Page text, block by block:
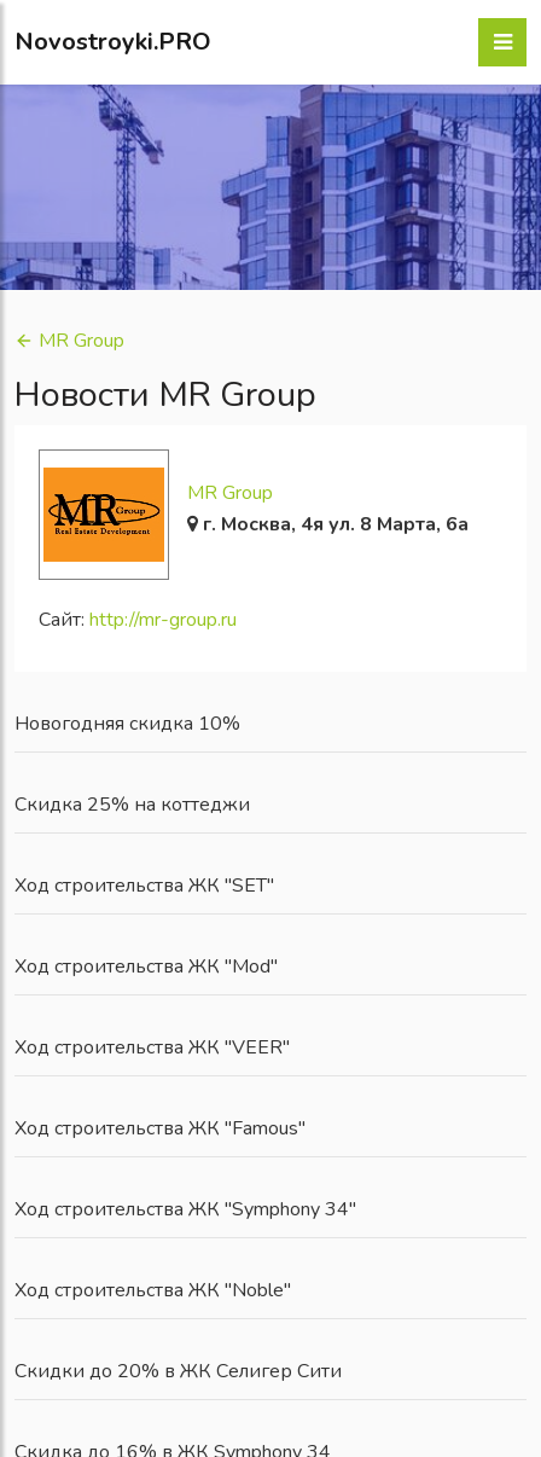
Novostroyki.PRO
MR Group
Новости MR Group
MR Group
г. Москва, 4я ул. 8 Марта, 6а
Сайт: http://mr-group.ru
Новогодняя скидка 10%
Скидка 25% на коттеджи
Ход строительства ЖК "SET"
Ход строительства ЖК "Mod"
Ход строительства ЖК "VEER"
Ход строительства ЖК "Famous"
Ход строительства ЖК "Symphony 34"
Ход строительства ЖК "Noble"
Скидки до 20% в ЖК Селигер Сити